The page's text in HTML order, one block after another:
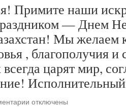
Примите наши
— Днем
Мы желаем
, благополучия
царят мир,
котключены